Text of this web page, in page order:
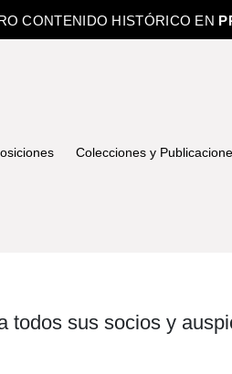
CONTENIDO HISTÓRICO EN
Colecciones y
todos sus socios y